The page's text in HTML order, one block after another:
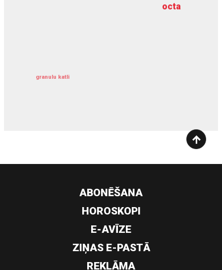
octa
granulu katli
dziļurbums
ABONĒŠANA
HOROSKOPI
E-AVĪZE
ZIŅAS E-PASTĀ
REKLĀMA